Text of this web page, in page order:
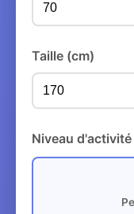
Taille (cm)
Niveau d'activité